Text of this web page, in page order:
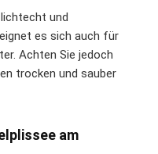
und
es sich auch für
Achten Sie jedoch
trocken und sauber
am